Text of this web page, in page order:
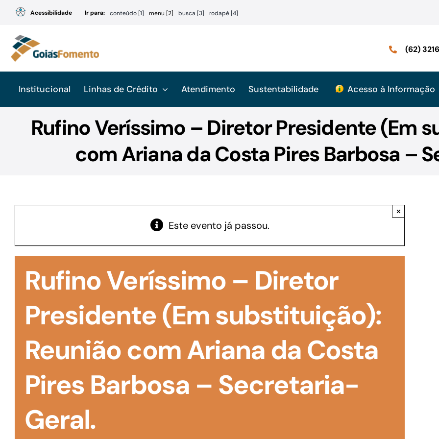
conteúdo
Acessibilidade Ir para: conteúdo [1] menu [2] busca [3] rodapé [4]
(62)
Institucional Linhas de Crédito
manutenção de estoques e despesas operacionais
realizar obras, dentre outros serviços
Turismo
Atendimento Sustentabilidade Acesso à Informação
Rufino Veríssimo – Diretor Presidente (Em
com Ariana da Costa Pires Barbosa –
Este evento já passou.
×
Rufino Veríssimo – Diretor
Presidente (Em substituição):
Reunião com Ariana da Costa
Pires Barbosa – Secretaria-
Geral.